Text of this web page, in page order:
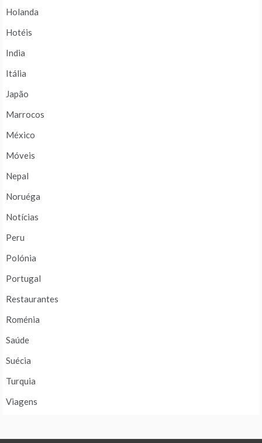
Holanda
Hotéis
India
Itália
Japão
Marrocos
México
Móveis
Nepal
Noruéga
Notícias
Peru
Polónia
Portugal
Restaurantes
Roménia
Saúde
Suécia
Turquia
Viagens